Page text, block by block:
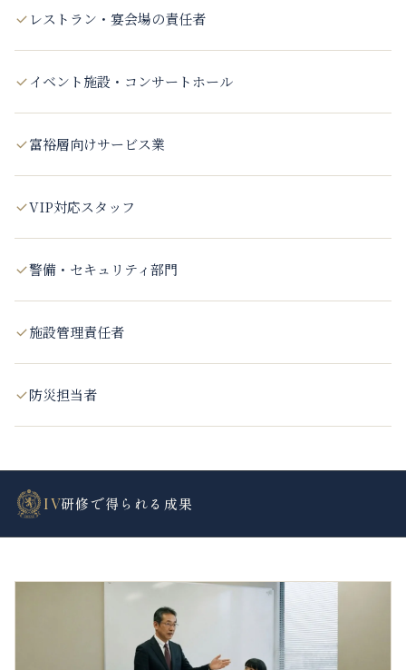
レストラン・宴会場の責任者
イベント施設・コンサートホール
富裕層向けサービス業
VIP対応スタッフ
警備・セキュリティ部門
施設管理責任者
防災担当者
IV研修で得られる成果